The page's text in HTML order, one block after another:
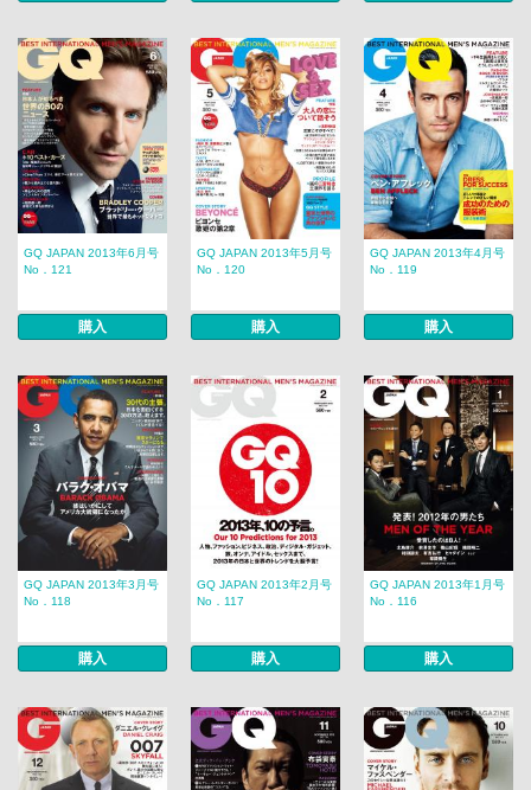
GQ JAPAN 2013年6月号
No．121
購入
GQ JAPAN 2013年5月号
No．120
購入
GQ JAPAN 2013年4月号
No．119
購入
GQ JAPAN 2013年3月号
No．118
購入
GQ JAPAN 2013年2月号
No．117
購入
GQ JAPAN 2013年1月号
No．116
購入